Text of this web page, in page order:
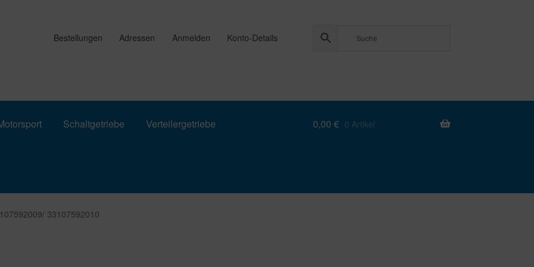
Bestellungen Adressen Anmelden Konto-Details
Schaltgetriebe Verteilergetriebe 0,00 € 0 Artikel
33107592010